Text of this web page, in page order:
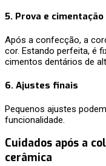
5. Prova e cimentação
Após a confecção, a
cor. Estando perfeita, é
cimentos dentários de
6. Ajustes finais
Pequenos ajustes
funcionalidade.
Cuidados após a
cerâmica